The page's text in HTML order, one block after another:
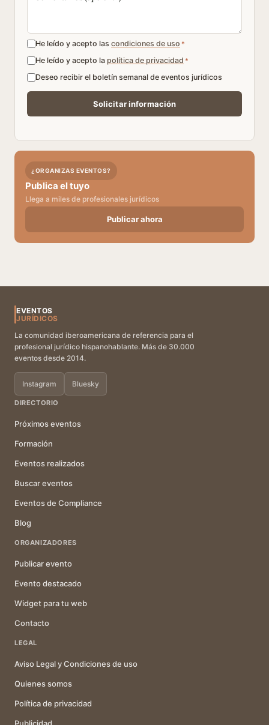
He leído y acepto las condiciones de uso *
He leído y acepto la política de privacidad *
Deseo recibir el boletín semanal de eventos jurídicos
¿ORGANIZAS EVENTOS?
Publica el tuyo
Llega a miles de profesionales jurídicos
Publicar ahora
EVENTOS
JURÍDICOS
La comunidad iberoamericana de referencia para el
profesional jurídico hispanohablante. Más de 30.000
eventos desde 2014.
Instagram Bluesky
DIRECTORIO
Próximos eventos
Formación
Eventos realizados
Buscar eventos
Eventos de Compliance
Blog
ORGANIZADORES
Publicar evento
Evento destacado
Widget para tu web
Contacto
LEGAL
Aviso Legal y Condiciones de uso
Quienes somos
Política de privacidad